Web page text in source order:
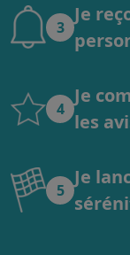
3
Je
4
Je
les
5
Je